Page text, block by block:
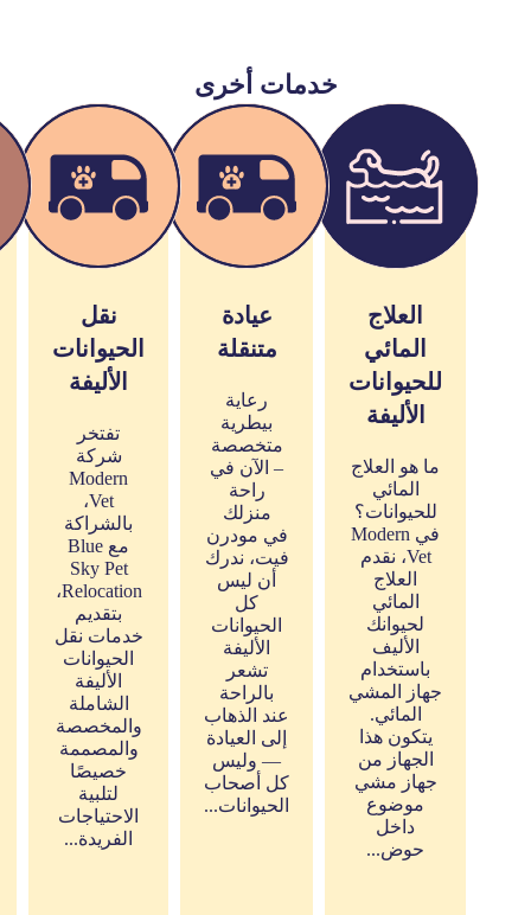
خدمات أخرى
العلاج
المائي
للحيوانات
الأليفة
ما هو العلاج
المائي
للحيوانات؟
في Modern
Vet، نقدم
العلاج
المائي
لحيوانك
الأليف
باستخدام
جهاز المشي
المائي.
يتكون هذا
الجهاز من
جهاز مشي
موضوع
داخل
حوض...
عيادة
متنقلة
رعاية
بيطرية
متخصصة
– الآن في
راحة
منزلك
في مودرن
فيت، ندرك
أن ليس
كل
الحيوانات
الأليفة
تشعر
بالراحة
عند الذهاب
إلى العيادة
— وليس
كل أصحاب
الحيوانات...
نقل
الحيوانات
الأليفة
تفتخر
شركة
Modern
Vet،
بالشراكة
مع Blue
Sky Pet
Relocation،
بتقديم
خدمات نقل
الحيوانات
الأليفة
الشاملة
والمخصصة
والمصممة
خصيصًا
لتلبية
الاحتياجات
الفريدة...